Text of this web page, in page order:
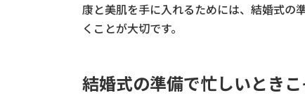
康と美肌を手に入れるためには、結婚式の
くことが大切です。
結婚式の準備で忙しいとき